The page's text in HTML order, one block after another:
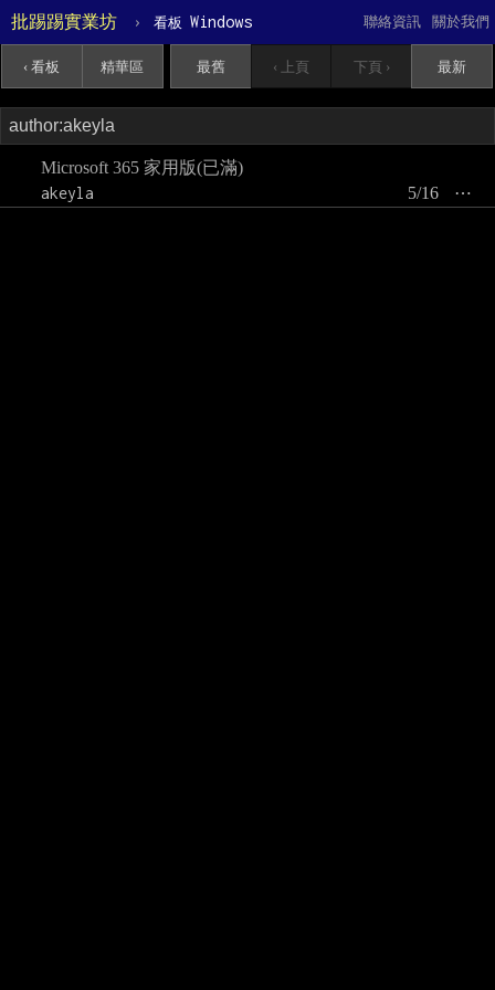
批踢踢實業坊 › 看板 Windows 關於我們
聯絡資訊
‹ 看板 精華區 最舊 ‹ 上頁 下頁 › 最新
Microsoft 365 家用版(已滿)
akeyla
⋯
5/16